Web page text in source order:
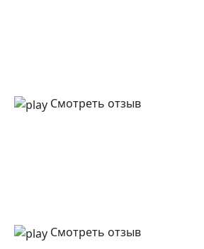
Смотреть отзыв
Смотреть отзыв